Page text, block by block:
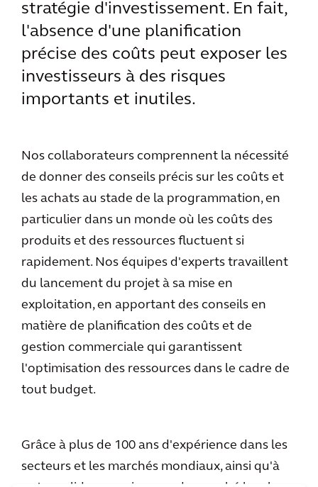
stratégie d'investissement. En fait,
l'absence d'une planification
précise des coûts peut exposer les
investisseurs à des risques
importants et inutiles.
Nos collaborateurs comprennent la nécessité
de donner des conseils précis sur les coûts et
les achats au stade de la programmation, en
particulier dans un monde où les coûts des
produits et des ressources fluctuent si
rapidement. Nos équipes d'experts travaillent
du lancement du projet à sa mise en
exploitation, en apportant des conseils en
matière de planification des coûts et de
gestion commerciale qui garantissent
l'optimisation des ressources dans le cadre de
tout budget.
Grâce à plus de 100 ans d'expérience dans les
secteurs et les marchés mondiaux, ainsi qu'à